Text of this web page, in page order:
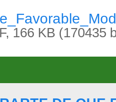
166 KB (170435